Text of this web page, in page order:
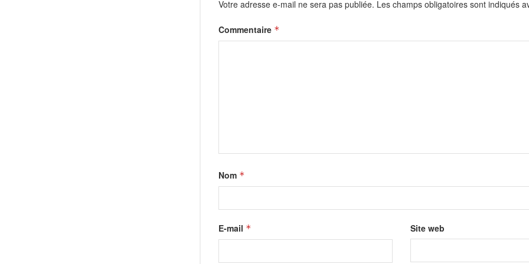
Votre adresse e-mail ne sera pas publiée. Les champs obligatoires sont indiqués
Commentaire *
Nom *
E-mail * Site web